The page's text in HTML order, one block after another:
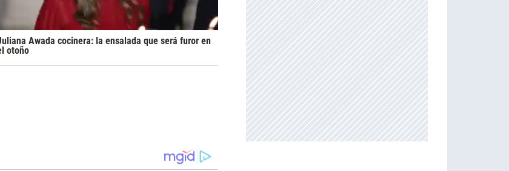
Awada cocinera: la ensalada que será furor en
otoño